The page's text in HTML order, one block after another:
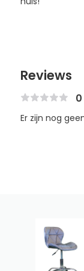
Reviews
0
Er zijn nog